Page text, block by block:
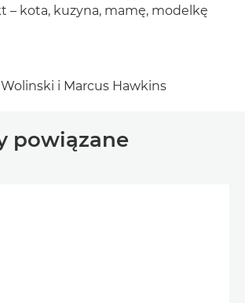
– kota, kuzyna, mamę, modelkę
i Marcus Hawkins
powiązane